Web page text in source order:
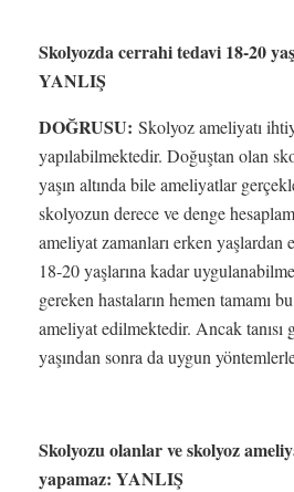
Skolyozda cerrahi tedavi 18-20
YANLIŞ
DOĞRUSU: Skolyoz ameliyatı
yapılabilmektedir. Doğuştan olan
yaşın altında bile ameliyatlar
skolyozun derece ve denge
ameliyat zamanları erken
18-20 yaşlarına kadar
gereken hastaların hemen tamamı
ameliyat edilmektedir. Ancak tanısı
yaşından sonra da uygun
Skolyozu olanlar ve skolyoz
yapamaz: YANLIŞ